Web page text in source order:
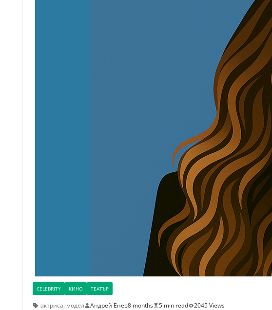
CELEBRITY КИНО ТЕАТЪР
актриса, модел Андрей Енев8 months 5 min read 2045 Views